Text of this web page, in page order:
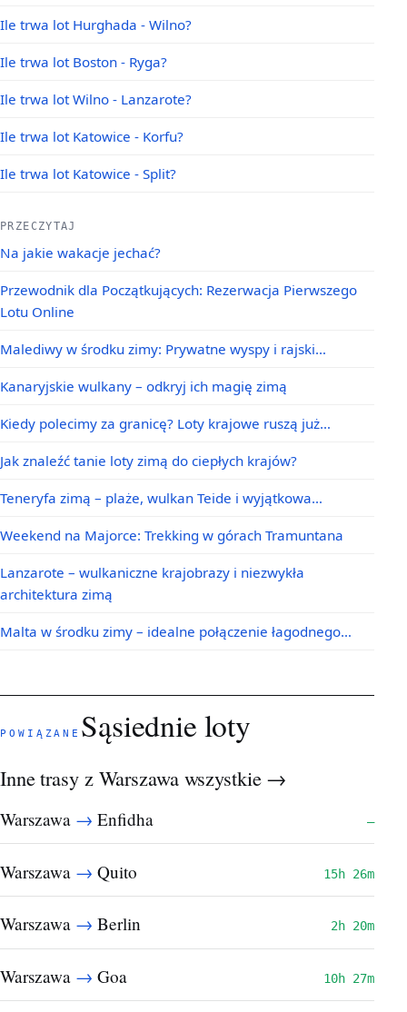
Ile trwa lot Hurghada - Wilno?
Ile trwa lot Boston - Ryga?
Ile trwa lot Wilno - Lanzarote?
Ile trwa lot Katowice - Korfu?
Ile trwa lot Katowice - Split?
PRZECZYTAJ
Na jakie wakacje jechać?
Przewodnik dla Początkujących: Rezerwacja Pierwszego
Lotu Online
Malediwy w środku zimy: Prywatne wyspy i rajski…
Kanaryjskie wulkany – odkryj ich magię zimą
Kiedy polecimy za granicę? Loty krajowe ruszą już…
Jak znaleźć tanie loty zimą do ciepłych krajów?
Teneryfa zimą – plaże, wulkan Teide i wyjątkowa…
Weekend na Majorce: Trekking w górach Tramuntana
Lanzarote – wulkaniczne krajobrazy i niezwykła
architektura zimą
Malta w środku zimy – idealne połączenie łagodnego…
POWIĄZANE Sąsiednie loty
Inne trasy z Warszawa wszystkie →
Warszawa → Enfidha —
Warszawa → Quito 15h 26m
Warszawa → Berlin 2h 20m
Warszawa → Goa 10h 27m